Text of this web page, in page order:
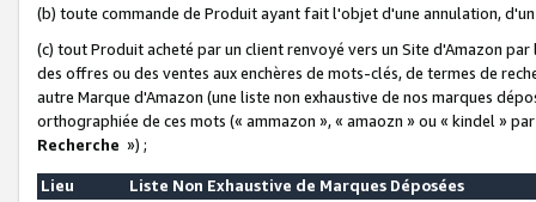
(b) toute commande de Produit ayant fait l'objet d'une annulation,
(c) tout Produit acheté par un client renvoyé vers un Site d'Amazon
des offres ou des ventes aux enchères de mots-clés, de termes de
autre Marque d'Amazon (une liste non exhaustive de nos marques
orthographiée de ces mots (« ammazon », « amaozn » ou « kindel »
Recherche ») ;
Lieu
Liste Non Exhaustive de Marques Déposées